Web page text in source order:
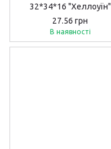
32*34*16 "Хеллоуїн"
27.56 грн
В наявності